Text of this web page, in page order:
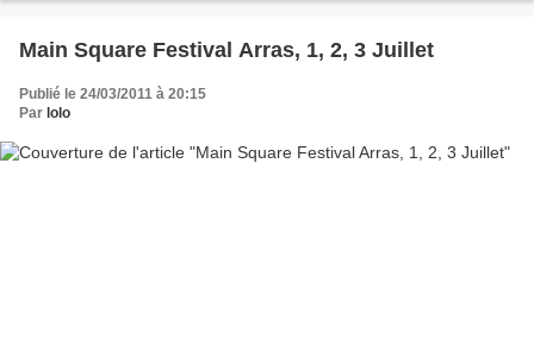
Main Square Festival Arras, 1, 2, 3 Juillet
Publié le 24/03/2011 à 20:15
Par lolo